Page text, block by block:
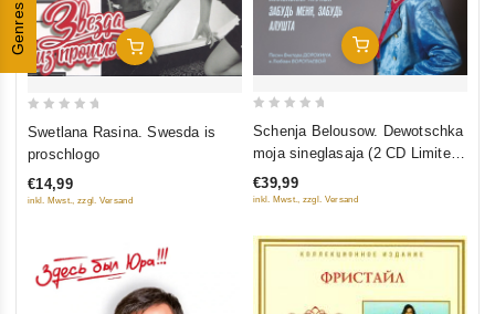
Genres In Den Warenkorb
5
Swetlana Rasina. Swesda is
proschlogo
€14,99
inkl. Mwst., zzgl. Versand
In Den Warenkorb
5
Schenja Belousow. Dewotschka
moja sineglasaja (2 CD Limited
Edition) (1990/2026)
€39,99
inkl. Mwst., zzgl. Versand